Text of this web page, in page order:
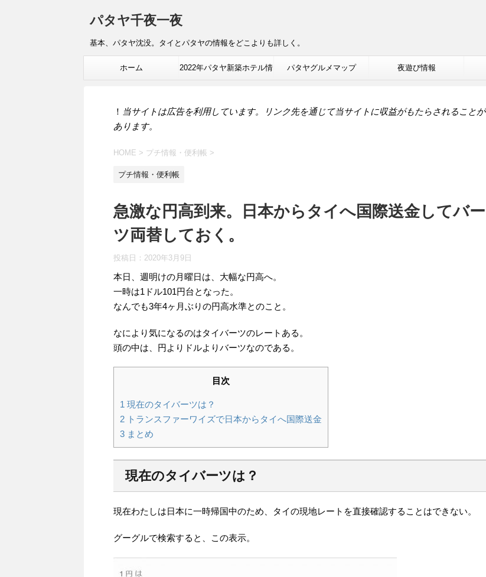
パタヤ千夜一夜
基本、パタヤ沈没。タイとパタヤの情報をどこよりも詳しく。
ホーム 2022年パタヤ新築ホテル情 パタヤグルメマップ 夜遊び情報
！ 当サイトは広告を利用しています。リンク先を通じて当サイトに収益がもたらされることが
あります。
HOME > プチ情報・便利帳 >
プチ情報・便利帳
急激な円高到来。日本からタイへ国際送金してバー
ツ両替しておく。
投稿日： 2020年3月9日
本日、週明けの月曜日は、大幅な円高へ。
一時は1ドル101円台となった。
なんでも3年4ヶ月ぶりの円高水準とのこと。
なにより気になるのはタイバーツのレートある。
頭の中は、円よりドルよりバーツなのである。
目次
1 現在のタイバーツは？
2 トランスファーワイズで日本からタイへ国際送金
3 まとめ
現在のタイバーツは？
現在わたしは日本に一時帰国中のため、タイの現地レートを直接確認することはできない。
グーグルで検索すると、この表示。